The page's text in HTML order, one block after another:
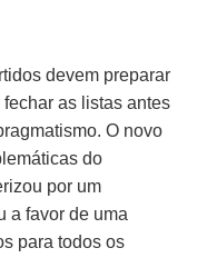
devem preparar
as listas antes
O novo
do
por um
a favor de uma
para todos os